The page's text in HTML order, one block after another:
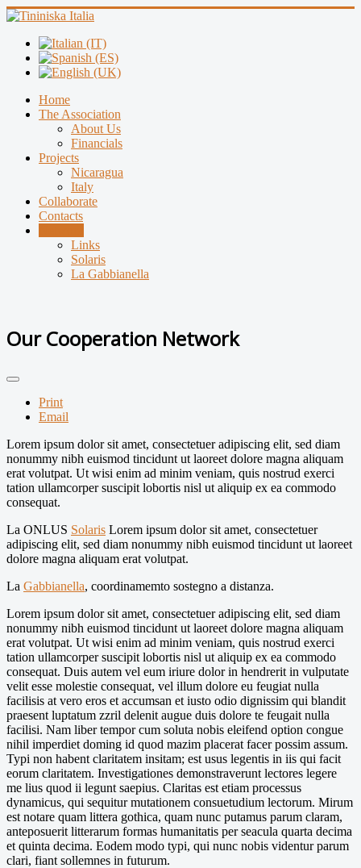
Home
The Association
About Us
Financials
Projects
Nicaragua
Italy
Collaborate
Contacts
Links
Solaris
La Gabbianella
Our Cooperation Network
Print
Email
Lorem ipsum dolor sit amet, consectetuer adipiscing elit, sed diam
nonummy nibh euismod tincidunt ut laoreet dolore magna aliquam
erat volutpat. Ut wisi enim ad minim veniam, quis nostrud exerci
tation ullamcorper suscipit lobortis nisl ut aliquip ex ea commodo
consequat.
La ONLUS Solaris Lorem ipsum dolor sit amet, consectetuer
adipiscing elit, sed diam nonummy nibh euismod tincidunt ut laoreet
dolore magna aliquam erat volutpat.
La Gabbianella, coordinamemto sostegno a distanza.
Lorem ipsum dolor sit amet, consectetuer adipiscing elit, sed diam
nonummy nibh euismod tincidunt ut laoreet dolore magna aliquam
erat volutpat. Ut wisi enim ad minim veniam, quis nostrud exerci
tation ullamcorper suscipit lobortis nisl ut aliquip ex ea commodo
consequat. Duis autem vel eum iriure dolor in hendrerit in vulputate
velit esse molestie consequat, vel illum dolore eu feugiat nulla
facilisis at vero eros et accumsan et iusto odio dignissim qui blandit
praesent luptatum zzril delenit augue duis dolore te feugait nulla
facilisi. Nam liber tempor cum soluta nobis eleifend option congue
nihil imperdiet doming id quod mazim placerat facer possim assum.
Typi non habent claritatem insitam; est usus legentis in iis qui facit
eorum claritatem. Investigationes demonstraverunt lectores legere
me lius quod ii legunt saepius. Claritas est etiam processus
dynamicus, qui sequitur mutationem consuetudium lectorum. Mirum
est notare quam littera gothica, quam nunc putamus parum claram,
anteposuerit litterarum formas humanitatis per seacula quarta decima
et quinta decima. Eodem modo typi, qui nunc nobis videntur parum
clari, fiant sollemnes in futurum.